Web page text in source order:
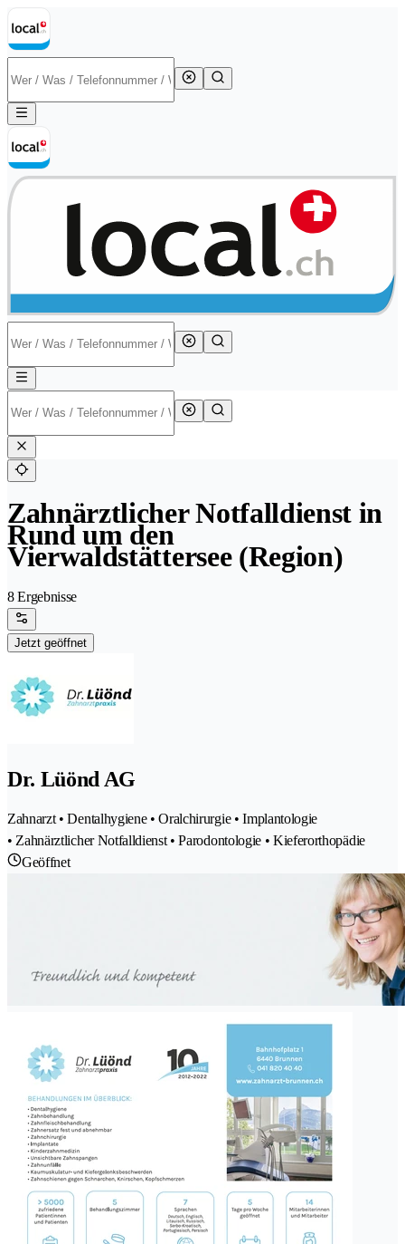
Zahnärztlicher Notfalldienst in
Rund um den
Vierwaldstättersee (Region)
8 Ergebnisse
Jetzt geöffnet
Dr. Lüönd AG
Zahnarzt • Dentalhygiene • Oralchirurgie • Implantologie
• Zahnärztlicher Notfalldienst • Parodontologie • Kieferorthopädie
Geöffnet